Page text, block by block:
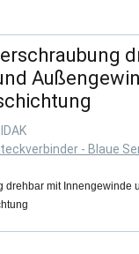
- Blaue
drehbar mit Innengewinde